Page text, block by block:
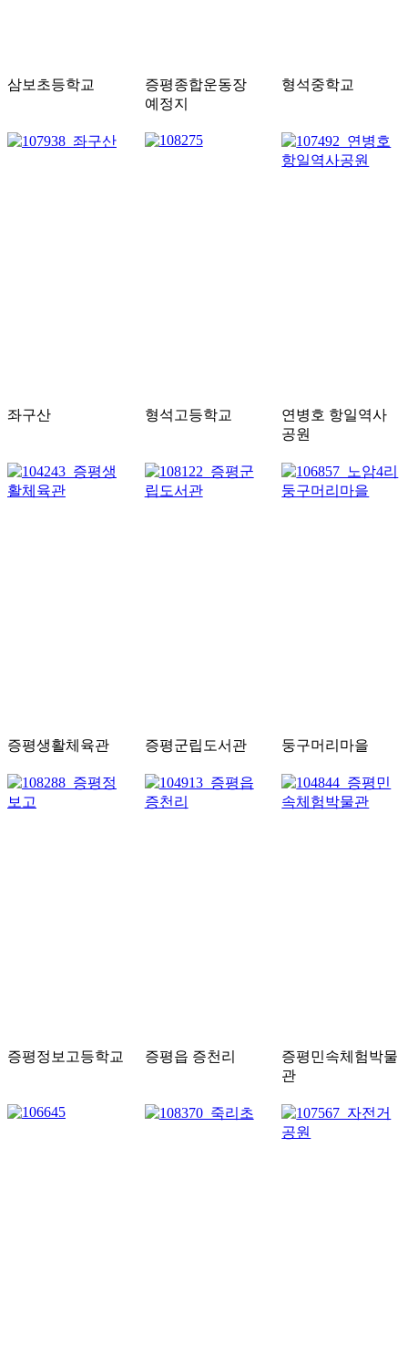
삼보초등학교
증평종합운동장
예정지
형석중학교
좌구산 형석고등학교
연병호 항일역사
공원
증평생활체육관 증평군립도서관 둥구머리마을
증평정보고등학교 증평읍 증천리
증평민속체험박물
관